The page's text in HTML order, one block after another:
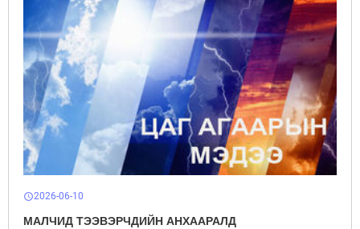
schedule2026-06-10
МАЛЧИД ТЭЭВЭРЧДИЙН АНХААРАЛД